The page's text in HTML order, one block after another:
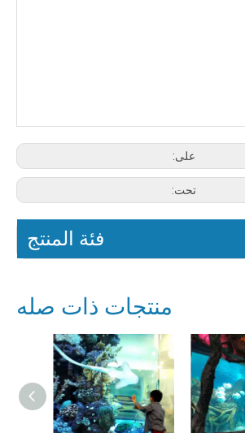
على:
تحت:
فئة المنتج
منتجات ذات صله